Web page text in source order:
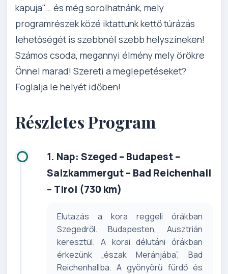
kapuja"… és még sorolhatnánk, mely
programrészek közé iktattunk kettő túrázás
lehetőségét is szebbnél szebb helyszíneken!
Számos csoda, megannyi élmény mely örökre
Önnel marad! Szereti a meglepetéseket?
Foglalja le helyét időben!
Részletes Program
1. Nap: Szeged – Budapest –
Salzkammergut – Bad Reichenhall
– Tirol (730 km)
Elutazás a kora reggeli órákban
Szegedről. Budapesten, Ausztrián
keresztül. A korai délutáni órákban
érkezünk „észak Meránjába”, Bad
Reichenhallba. A gyönyörű fürdő és